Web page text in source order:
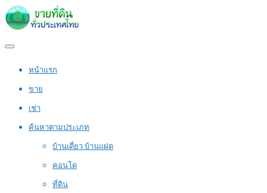
หน้าแรก
ขาย
เช่า
ค้นหาตามประเภท
บ้านเดี่ยว บ้านแฝด
คอนโด
ที่ดิน